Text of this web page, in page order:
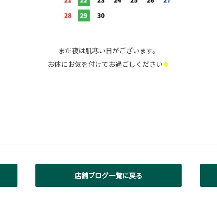
まだ夜は肌寒い日がございます。
お体にお気を付けてお過ごしください🍀
店舗ブログ一覧に戻る